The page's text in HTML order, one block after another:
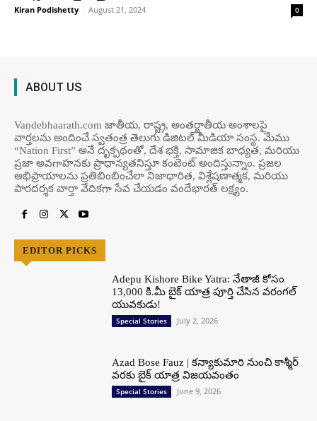
Kiran Podishetty - August 21, 2024 0
ABOUT US
Vandebhaarath.com జాతీయ, రాష్ట్ర, అంతర్జాతీయ అంశాలపై
వార్తలను అందించే స్వతంత్ర తెలుగు డిజిటల్ మీడియా సంస్థ. మేము
“Nation First” అనే దృక్పథంతో, దేశ భక్తి, సామాజిక బాధ్యత, మరియు
ప్రజా అవగాహనకు ప్రాధాన్యతనిస్తూ కంటెంట్ అందిస్తున్నాం. ప్రజల
అభిప్రాయాలను ప్రతిబింబించేలా నిజాధారిత, విశ్లేషణాత్మక, మరియు
పారదర్శక వార్తా వేదికగా సేవ చేయడం వందేభార‌త్ ల‌క్ష్యం.
EDITOR PICKS
Adepu Kishore Bike Yatra: నేతాజీ కోసం
13,000 కి.మీ బైక్ యాత్ర పూర్తి చేసిన వరంగల్
యువకుడు!
Special Stories July 2, 2026
Azad Bose Fauz | కన్యాకుమారి నుంచి కాశ్మీర్
వరకు బైక్ యాత్ర విజయవంతం
Special Stories June 9, 2026